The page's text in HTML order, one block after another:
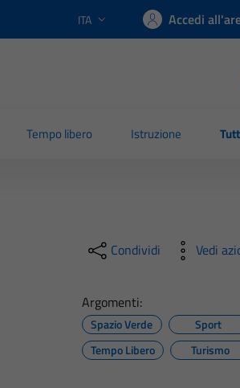
Lingua attiva:
ITA Accedi
Tempo libero Istruzione
Condividi Vedi
Argomenti:
Spazio Verde
Sport
Tempo Libero
Turismo